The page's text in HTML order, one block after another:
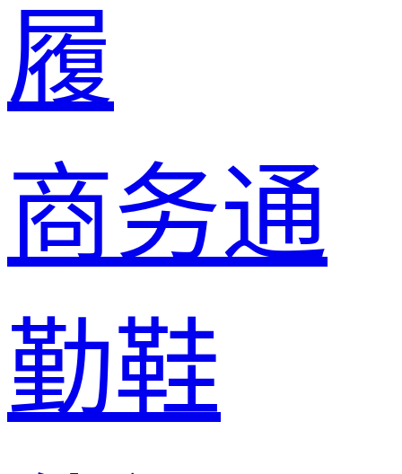
履
商务通
勤鞋